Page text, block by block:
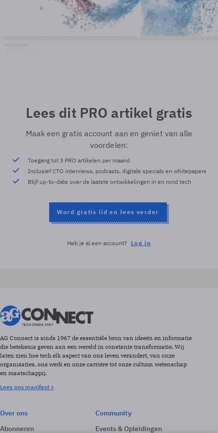
Lees dit PRO artikel gratis
Maak een gratis account aan en geniet van alle
voordelen:
Toegang tot 3 PRO artikelen per maand
Inclusief CTO interviews, podcasts, digitale specials en whitepapers
Blijf up-to-date over de laatste ontwikkelingen in en rond tech
Word gratis lid en lees verder
Heb je al een account? Log in
AG Connect is sinds 1967 de essentiële bron van ideeën en informatie
die betekenis geven aan een wereld in constante transformatie. Wij
laten zien hoe tech elk aspect van ons leven verandert, van onze
organisaties, ons werk en onze carrière tot onze cultuur, wetenschap
en maatschappij.
Lees ons manifest >
Over ons
Abonneren
Community
Events & Opleidingen